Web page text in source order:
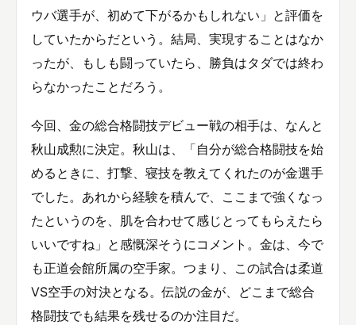
ウバ選手が、初めて下がるかもしれない」と評価を
していたからだという。結局、実現することはなか
ったが、もしも闘っていたら、勝負はタダでは終わ
らなかったことだろう。
今回、金の総合格闘技デビュー戦の相手は、なんと
秋山成勲に決定。秋山は、「自分が総合格闘技を始
めるときに、打撃、寝技を教えてくれたのが金選手
でした。あれから経験を積んで、ここまで強くなっ
たというのを、肌を合わせて感じとってもらえたら
いいですね」と感慨深そうにコメント。金は、今で
も正道会館所属の空手家。つまり、この試合は柔道
VS空手の対決となる。伝説の金が、どこまで総合
格闘技でも結果を残せるのか注目だ。